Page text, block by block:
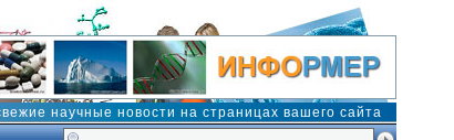
научные новости на страницах вашего сайта